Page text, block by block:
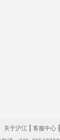
关于沪江 客服中心